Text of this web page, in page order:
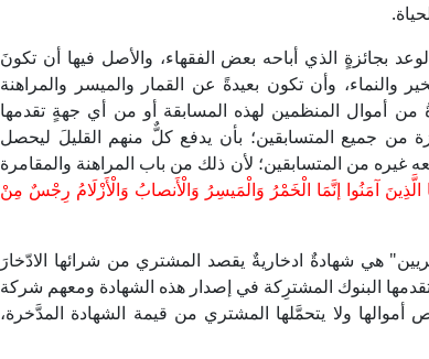
بجائزةٍ الذي أباحه بعض الفقهاء، والأصل فيها أن تكونَ
والنماء، وأن تكون بعيدةً عن القمار والميسر والمراهنة
من أموال المنظمين لهذه المسابقة أو من أي جهةٍ تقدمها
من جميع المتسابقين؛ بأن يدفع كلٌّ منهم القليلَ ليحصل
من المتسابقين؛ لأن ذلك من باب المراهنة والمقامرة
الَّذِينَ آمَنُوا إنَّمَا الْخَمْرُ وَالْمَيسِرُ وَالْأَنصابُ وَالْأَزْلَامُ رِجْسٌ مِنْ
هي شهادةٌ ادخاريةٌ يقصد المشتري من شرائها الادّخارَ
تقدمها البنوك المشترِكة في إصدار هذه الشهادة ومعهم شركة
ولا يتحمَّلها المشتري من قيمة الشهادة المدَّخرة،